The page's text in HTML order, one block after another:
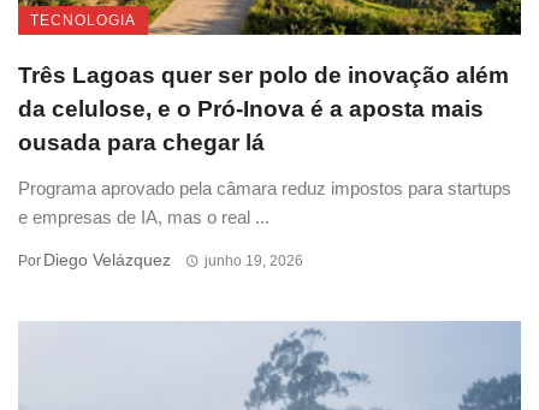
TECNOLOGIA
Três Lagoas quer ser polo de inovação além
da celulose, e o Pró-Inova é a aposta mais
ousada para chegar lá
Programa aprovado pela câmara reduz impostos para startups
e empresas de IA, mas o real ...
Por Diego Velázquez junho 19, 2026